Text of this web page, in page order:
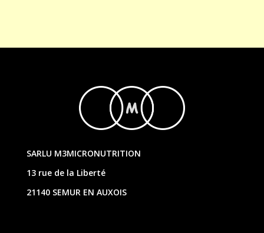
SARLU M3MICRONUTRITION
13 rue de la Liberté
21140 SEMUR EN AUXOIS